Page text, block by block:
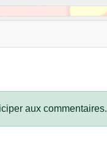
aux commentaires.